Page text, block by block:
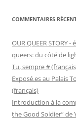
COMMENTAIRES
OUR QUEER STORY
queers: du côté de
Tu, sempre #
Exposé.es au Palais
(français)
Introduction à la
the Good Soldier” de